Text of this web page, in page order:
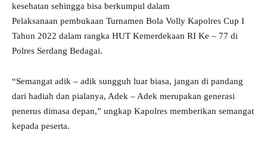
kesehatan sehingga bisa berkumpul dalam
Pelaksanaan pembukaan Turnamen Bola Volly Kapolres Cup I
Tahun 2022 dalam rangka HUT Kemerdekaan RI Ke – 77 di
Polres Serdang Bedagai.
“Semangat adik – adik sungguh luar biasa, jangan di pandang
dari hadiah dan pialanya, Adek – Adek merupakan generasi
penerus dimasa depan,” ungkap Kapolres memberikan semangat
kepada peserta.